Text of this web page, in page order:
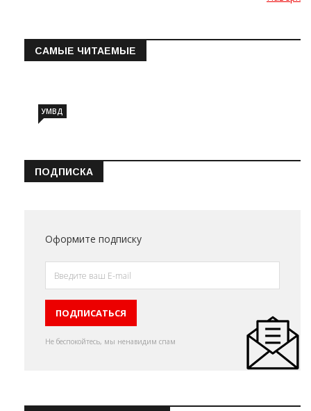
САМЫЕ ЧИТАЕМЫЕ
УМВД
ПОДПИСКА
Оформите подписку
Не беспокойтесь, мы ненавидим спам